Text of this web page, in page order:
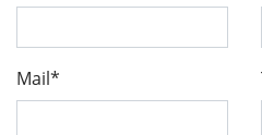
Mail*